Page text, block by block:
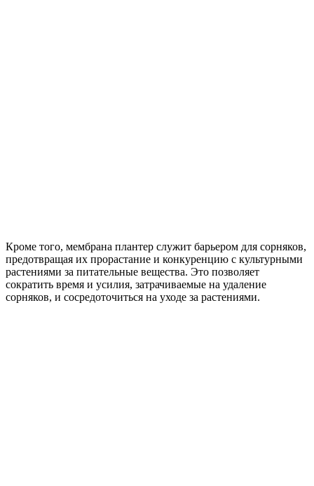
Кроме того, мембрана плантер служит барьером для сорняков,
предотвращая их прорастание и конкуренцию с культурными
растениями за питательные вещества. Это позволяет
сократить время и усилия, затрачиваемые на удаление
сорняков, и сосредоточиться на уходе за растениями.